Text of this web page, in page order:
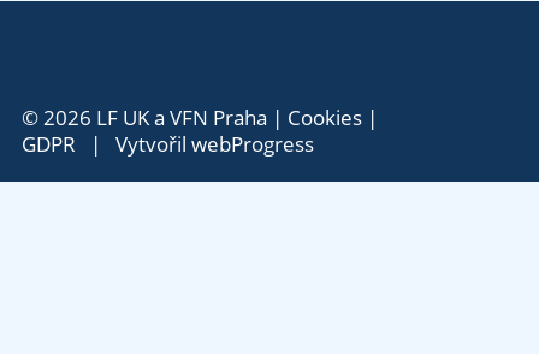
© 2026 LF UK a VFN Praha | Cookies|
GDPR | Vytvořil webProgress